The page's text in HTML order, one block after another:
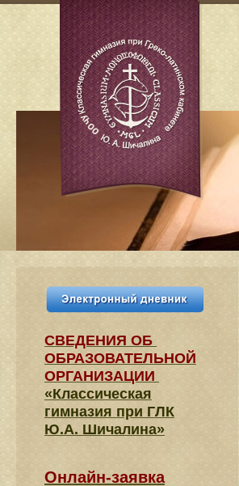
СВЕДЕНИЯ​ ОБ
ОБРАЗОВАТЕЛЬНОЙ
ОРГАНИЗАЦИИ
«Классическая
гимназия при ГЛК
Ю.А. Шичалина»
Онлайн-заявка